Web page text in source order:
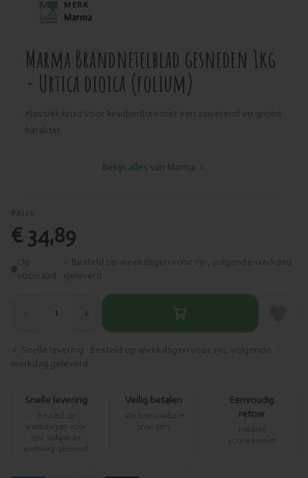
MERK
Marma
Marma Brandnetelblad gesneden 1kg
- Urtica dioica (folium)
Klassiek kruid voor kruidenthee met een zuiverend en groen
karakter.
Bekijk alles van Marma
PRIJS
€ 34,89
Op
voorraad
– Besteld op weekdagen voor 13u, volgende werkdag
geleverd
− 1 +
✓ Snelle levering · Besteld op weekdagen voor 13u, volgende
werkdag geleverd
Snelle levering
Besteld op
weekdagen voor
13u, volgende
werkdag geleverd
Veilig betalen
Via betrouwbare
providers
Eenvoudig
retour
Heldere
voorwaarden